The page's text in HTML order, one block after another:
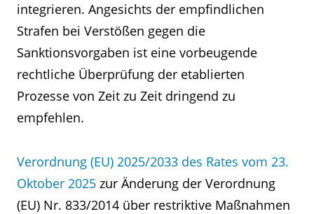
integrieren. Angesichts der empfindlichen
Strafen bei Verstößen gegen die
Sanktionsvorgaben ist eine vorbeugende
rechtliche Überprüfung der etablierten
Prozesse von Zeit zu Zeit dringend zu
empfehlen.
Verordnung (EU) 2025/2033 des Rates vom 23.
Oktober 2025 zur Änderung der Verordnung
(EU) Nr. 833/2014 über restriktive Maßnahmen